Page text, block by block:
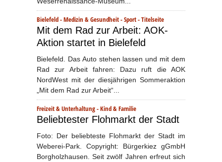
Bielefeld-Medizin & Gesundheit-Sport-Titelseite
Mit dem Rad zur Arbeit: AOK-
Aktion startet in Bielefeld
Bielefeld. Das Auto stehen lassen und mit dem
Rad zur Arbeit fahren: Dazu ruft die AOK
NordWest mit der diesjährigen Sommeraktion
„Mit dem Rad zur Arbeit“...
Freizeit & Unterhaltung-Kind & Familie
Beliebtester Flohmarkt der Stadt
Foto: Der beliebteste Flohmarkt der Stadt im
Weberei-Park. Copyright: Bürgerkiez gGmbH
Borgholzhausen. Seit zwölf Jahren erfreut sich